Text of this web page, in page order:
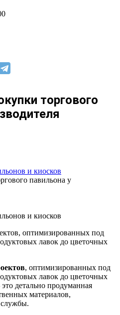
торгового
и киосков
павильона у
и киосков
оптимизированных под
лавок до цветочных
, оптимизированных под
лавок до цветочных
детально продуманная
материалов,